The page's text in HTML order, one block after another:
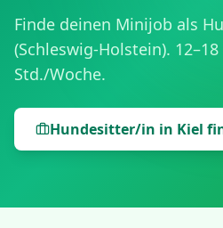
Finde deinen Minijob als
(Schleswig-Holstein). 12–18
Std./Woche.
Hundesitter/in in Kiel